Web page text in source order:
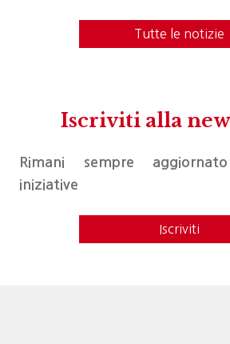
Tutte le notizie
Iscriviti alla
Rimani sempre
iniziative
Iscriviti